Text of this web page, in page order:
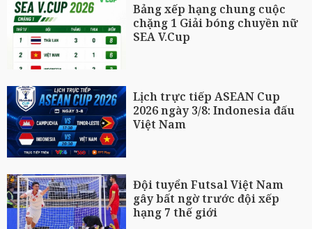
Bảng xếp hạng chung cuộc
chặng 1 Giải bóng chuyền nữ
SEA V.Cup
Lịch trực tiếp ASEAN Cup
2026 ngày 3/8: Indonesia đấu
Việt Nam
Đội tuyển Futsal Việt Nam
gây bất ngờ trước đội xếp
hạng 7 thế giới